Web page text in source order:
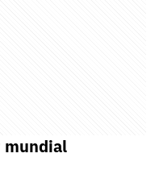
mundial